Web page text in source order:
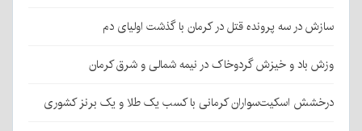
سازش در سه پرونده قتل در کرمان با گذشت اولیای دم
وزش باد و خیزش گردوخاک در نیمه شمالی و شرق کرمان
درخشش اسکیت‌سواران کرمانی با کسب یک طلا و یک برنز کشوری